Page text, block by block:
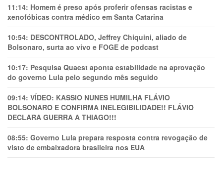
11:14: Homem é preso após proferir ofensas racistas e
xenofóbicas contra médico em Santa Catarina
10:54: DESCONTROLADO, Jeffrey Chiquini, aliado de
Bolsonaro, surta ao vivo e FOGE de podcast
10:17: Pesquisa Quaest aponta estabilidade na aprovação
do governo Lula pelo segundo mês seguido
09:14: VÍDEO: KASSIO NUNES HUMlLHA FLÁVIO
BOLSONARO E CONFIRMA INELEGIBILIDADE!! FLÁVIO
DECLARA GUERRA A THIAGO!!!
08:55: Governo Lula prepara resposta contra revogação de
visto de embaixadora brasileira nos EUA